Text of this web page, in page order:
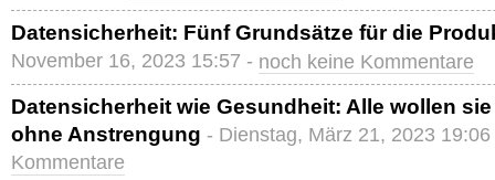
Datensicherheit: Fünf Grundsätze für die
November 16, 2023 15:57 - noch keine Kommentare
Datensicherheit wie Gesundheit: Alle wollen
ohne Anstrengung - Dienstag, März 21, 2023
Kommentare